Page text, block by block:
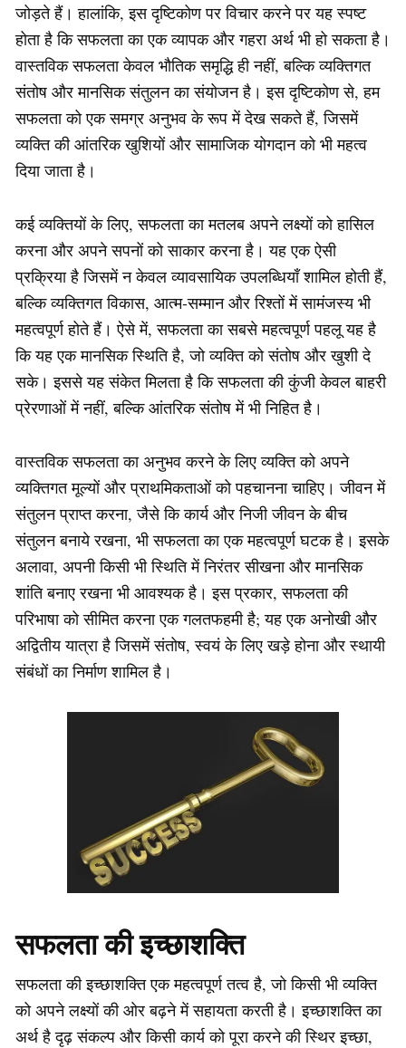
जोड़ते हैं। हालांकि, इस दृष्टिकोण पर विचार करने पर यह स्पष्ट
होता है कि सफलता का एक व्यापक और गहरा अर्थ भी हो सकता है।
वास्तविक सफलता केवल भौतिक समृद्धि ही नहीं, बल्कि व्यक्तिगत
संतोष और मानसिक संतुलन का संयोजन है। इस दृष्टिकोण से, हम
सफलता को एक समग्र अनुभव के रूप में देख सकते हैं, जिसमें
व्यक्ति की आंतरिक खुशियों और सामाजिक योगदान को भी महत्व
दिया जाता है।
कई व्यक्तियों के लिए, सफलता का मतलब अपने लक्ष्यों को हासिल
करना और अपने सपनों को साकार करना है। यह एक ऐसी
प्रक्रिया है जिसमें न केवल व्यावसायिक उपलब्धियाँ शामिल होती हैं,
बल्कि व्यक्तिगत विकास, आत्म-सम्मान और रिश्तों में सामंजस्य भी
महत्वपूर्ण होते हैं। ऐसे में, सफलता का सबसे महत्वपूर्ण पहलू यह है
कि यह एक मानसिक स्थिति है, जो व्यक्ति को संतोष और खुशी दे
सके। इससे यह संकेत मिलता है कि सफलता की कुंजी केवल बाहरी
प्रेरणाओं में नहीं, बल्कि आंतरिक संतोष में भी निहित है।
वास्तविक सफलता का अनुभव करने के लिए व्यक्ति को अपने
व्यक्तिगत मूल्यों और प्राथमिकताओं को पहचानना चाहिए। जीवन में
संतुलन प्राप्त करना, जैसे कि कार्य और निजी जीवन के बीच
संतुलन बनाये रखना, भी सफलता का एक महत्वपूर्ण घटक है। इसके
अलावा, अपनी किसी भी स्थिति में निरंतर सीखना और मानसिक
शांति बनाए रखना भी आवश्यक है। इस प्रकार, सफलता की
परिभाषा को सीमित करना एक गलतफहमी है; यह एक अनोखी और
अद्वितीय यात्रा है जिसमें संतोष, स्वयं के लिए खड़े होना और स्थायी
संबंधों का निर्माण शामिल है।
सफलता की इच्छाशक्ति
सफलता की इच्छाशक्ति एक महत्वपूर्ण तत्व है, जो किसी भी व्यक्ति
को अपने लक्ष्यों की ओर बढ़ने में सहायता करती है। इच्छाशक्ति का
अर्थ है दृढ़ संकल्प और किसी कार्य को पूरा करने की स्थिर इच्छा,